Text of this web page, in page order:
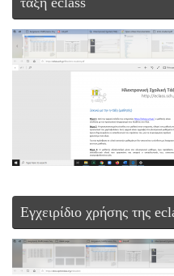
Εγχειρίδιο χρήσης της